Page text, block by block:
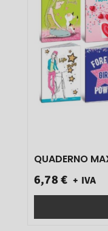
QUADERNO MAXI
6,78 € + IVA